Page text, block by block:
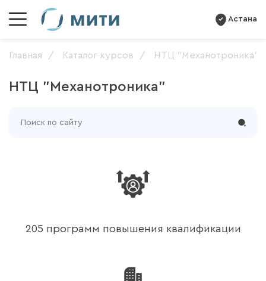
Астана
Главная Каталог курсов НТЦ "Механотроника"
НТЦ "Механотроника"
205 программ повышения квалификации